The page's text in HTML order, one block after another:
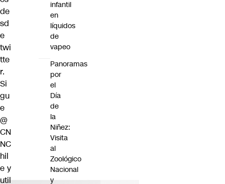
de
sd
e
twi
tte
r.
Si
gu
e
@
CN
NC
hil
e y
util
infantil
en
líquidos
de
vapeo
Panoramas
por
el
Día
de
la
Niñez:
Visita
al
Zoológico
Nacional
y